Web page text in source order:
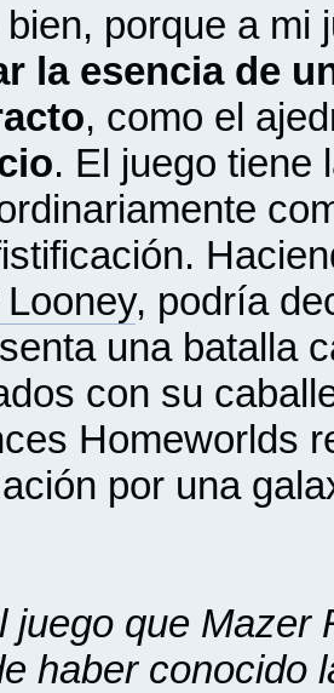
bien, porque a mi
la esencia de
, como el
. El juego tiene
, podría
una batalla
con su
Homeworlds
por una
juego que Mazer
haber conocido